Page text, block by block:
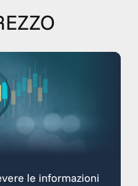
le informazioni